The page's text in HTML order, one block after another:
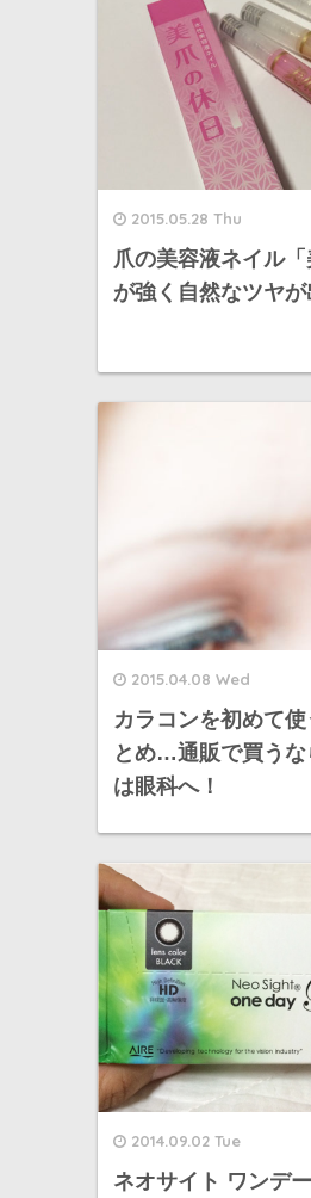
2015.05.28 Thu
爪の美容液ネイル
が強く自然なツヤが
2015.04.08 Wed
カラコンを初めて
とめ…通販で買う
は眼科へ！
2014.09.02 Tue
ネオサイト ワンデ